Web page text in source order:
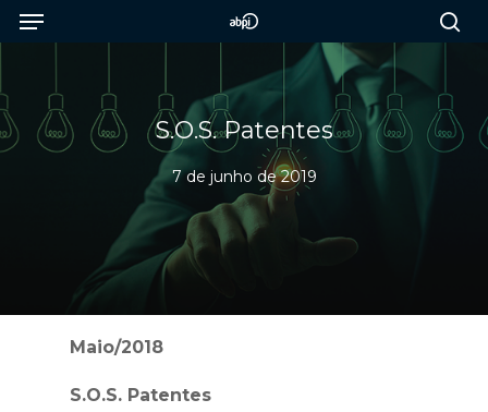
SkipMenu
S.O.S. Patentes
7 de junho de 2019
Maio/2018
S.O.S. Patentes